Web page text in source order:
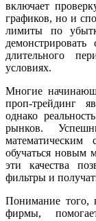
включает
графиков, но и
лимиты по
демонстрировать
длительного
условиях.
Многие
проп-трейдинг
однако
рынков.
обучаться новым
эти качества
фильтры и
Понимание того,
фирмы,